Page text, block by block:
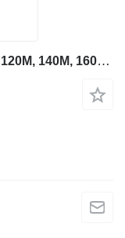
Caterpillar 302-6338 para Caterpillar 120M, 140M, 160M, 140K, 12M motoniveladora